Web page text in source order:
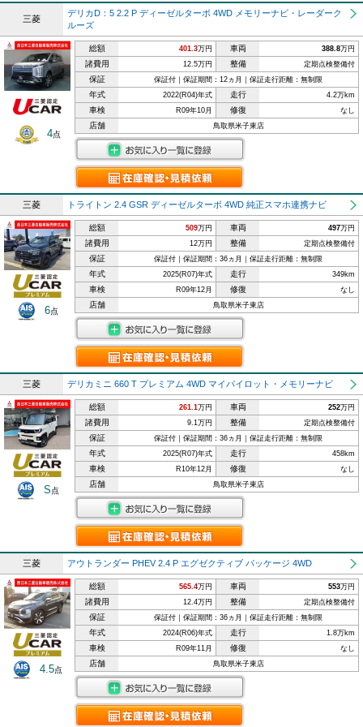
三菱
デリカD：5 2.2 P ディーゼルターボ 4WD メモリーナビ・レーダーク
ルーズ
4点
総額 401.3万円 車両 388.8万円
諸費用 12.5万円 整備 定期点検整備付
保証 保証付｜保証期間：12ヵ月｜保証走行距離：無制限
年式 2022(R04)年式 走行 4.2万km
車検 R09年10月 修復 なし
店舗 鳥取県米子東店
三菱 トライトン 2.4 GSR ディーゼルターボ 4WD 純正スマホ連携ナビ
6点
総額 509万円 車両 497万円
諸費用 12万円 整備 定期点検整備付
保証 保証付｜保証期間：36ヵ月｜保証走行距離：無制限
年式 2025(R07)年式 走行 349km
車検 R09年12月 修復 なし
店舗 鳥取県米子東店
三菱 デリカミニ 660 T プレミアム 4WD マイパイロット・メモリーナビ
S点
総額 261.1万円 車両 252万円
諸費用 9.1万円 整備 定期点検整備付
保証 保証付｜保証期間：36ヵ月｜保証走行距離：無制限
年式 2025(R07)年式 走行 458km
車検 R10年12月 修復 なし
店舗 鳥取県米子東店
三菱 アウトランダー PHEV 2.4 P エグゼクティブ パッケージ 4WD
4.5点
総額 565.4万円 車両 553万円
諸費用 12.4万円 整備 定期点検整備付
保証 保証付｜保証期間：36ヵ月｜保証走行距離：無制限
年式 2024(R06)年式 走行 1.8万km
車検 R09年11月 修復 なし
店舗 鳥取県米子東店